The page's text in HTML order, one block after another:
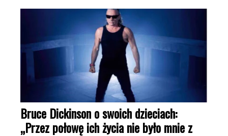
Bruce Dickinson o swoich dzieciach:
„Przez połowę ich życia nie było mnie z